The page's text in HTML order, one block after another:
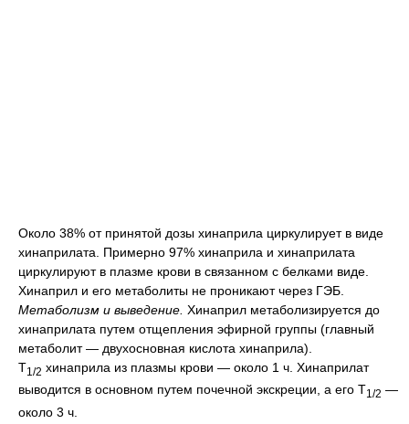
Около 38% от принятой дозы хинаприла циркулирует в виде
хинаприлата. Примерно 97% хинаприла и хинаприлата
циркулируют в плазме крови в связанном с белками виде.
Хинаприл и его метаболиты не проникают через ГЭБ.
Метаболизм и выведение. Хинаприл метаболизируется до
хинаприлата путем отщепления эфирной группы (главный
метаболит — двухосновная кислота хинаприла).
T1/2 хинаприла из плазмы крови — около 1 ч. Хинаприлат
выводится в основном путем почечной экскреции, а его T1/2 —
около 3 ч.